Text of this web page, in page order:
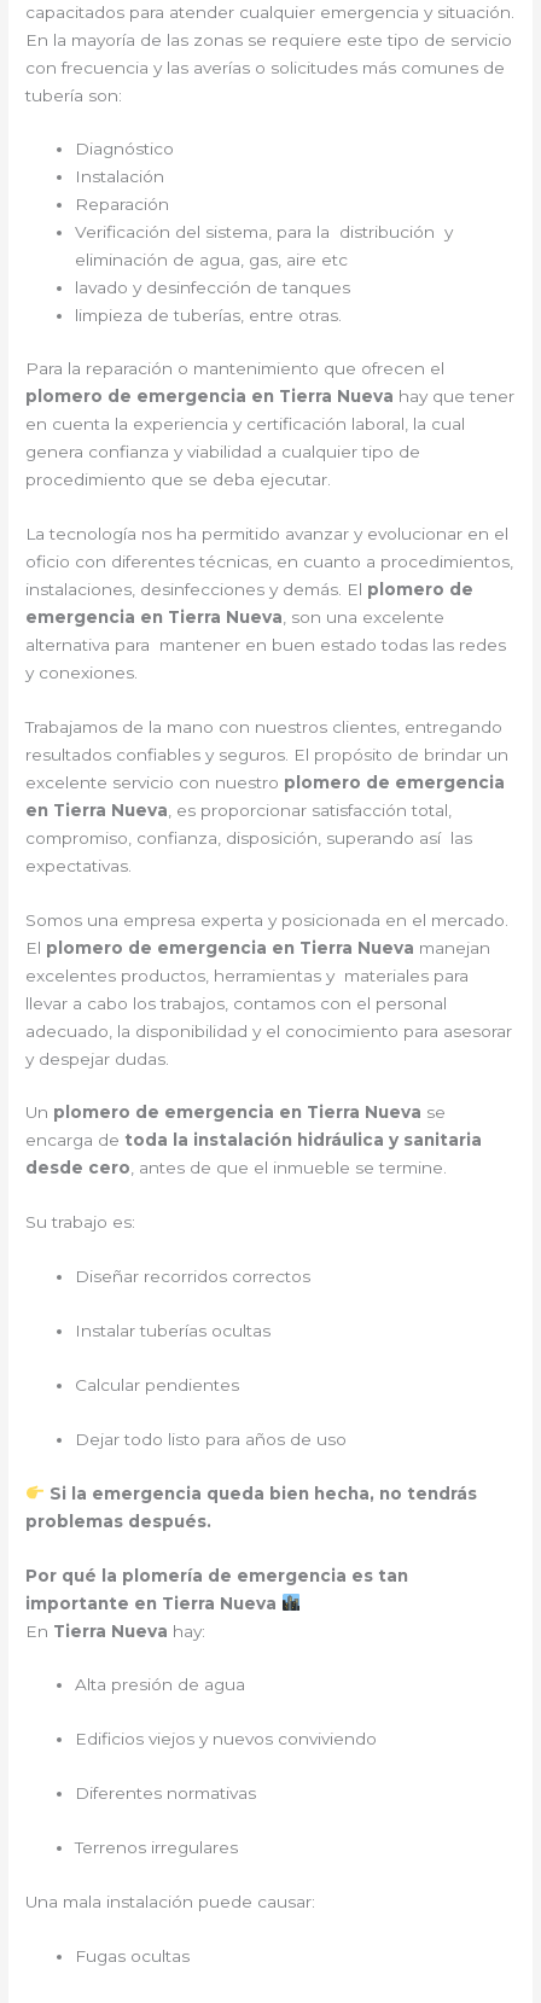
capacitados para atender cualquier emergencia y situación.
En la mayoría de las zonas se requiere este tipo de servicio
con frecuencia y las averías o solicitudes más comunes de
tubería son:
Diagnóstico
Instalación
Reparación
Verificación del sistema, para la distribución y
eliminación de agua, gas, aire etc
lavado y desinfección de tanques
limpieza de tuberías, entre otras.
Para la reparación o mantenimiento que ofrecen el
plomero de emergencia en Tierra Nueva hay que tener
en cuenta la experiencia y certificación laboral, la cual
genera confianza y viabilidad a cualquier tipo de
procedimiento que se deba ejecutar.
La tecnología nos ha permitido avanzar y evolucionar en el
oficio con diferentes técnicas, en cuanto a procedimientos,
instalaciones, desinfecciones y demás. El plomero de
emergencia en Tierra Nueva , son una excelente
alternativa para mantener en buen estado todas las redes
y conexiones.
Trabajamos de la mano con nuestros clientes, entregando
resultados confiables y seguros. El propósito de brindar un
excelente servicio con nuestro plomero de emergencia
en Tierra Nueva , es proporcionar satisfacción total,
compromiso, confianza, disposición, superando así las
expectativas.
Somos una empresa experta y posicionada en el mercado.
El plomero de emergencia en Tierra Nueva manejan
excelentes productos, herramientas y materiales para
llevar a cabo los trabajos, contamos con el personal
adecuado, la disponibilidad y el conocimiento para asesorar
y despejar dudas.
Un plomero de emergencia en Tierra Nueva se
encarga de toda la instalación hidráulica y sanitaria
desde cero, antes de que el inmueble se termine.
Su trabajo es:
Diseñar recorridos correctos
Instalar tuberías ocultas
Calcular pendientes
Dejar todo listo para años de uso
Si la emergencia queda bien hecha, no tendrás
problemas después.
Por qué la plomería de emergencia es tan
importante en Tierra Nueva
En Tierra Nueva hay:
Alta presión de agua
Edificios viejos y nuevos conviviendo
Diferentes normativas
Terrenos irregulares
Una mala instalación puede causar:
Fugas ocultas